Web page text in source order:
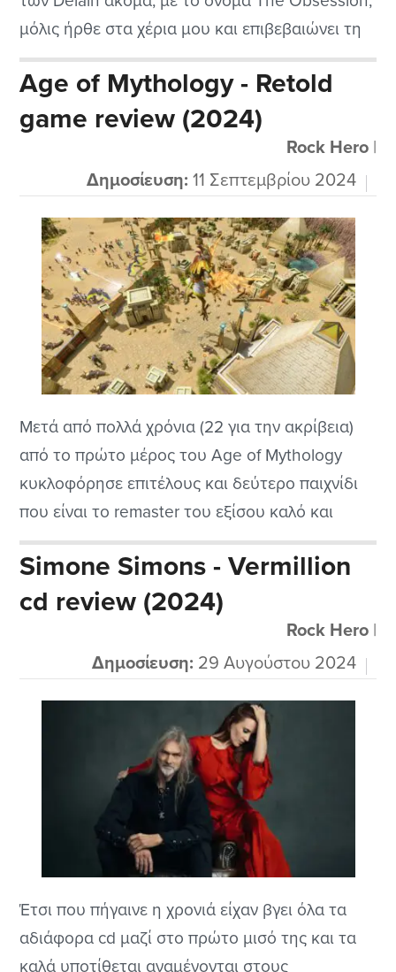
μόλις ήρθε στα χέρια μου και επιβεβαιώνει τη
μετάβασή της από μια από τις κορυφαίες
εκπροσώπους του symphonic metal σε μια από
τις πιο ενδιαφέρουσες προσωπικότητες της
σύγχρονης μουσικής σκηνής μαζί με τις άλλες
αξιόλογες...
Age of Mythology - Retold
game review (2024)
Rock Hero|
Δημοσίευση: 11 Σεπτεμβρίου 2024
Μετά από πολλά χρόνια (22 για την ακρίβεια)
από το πρώτο μέρος του Age of Mythology
κυκλοφόρησε επιτέλους και δεύτερο παιχνίδι
που είναι το remaster του εξίσου καλό και
εθιστικό με το original για να μην πω καλύτερο
αφού οι βελτιώσεις σε πολλούς τομείς είναι
εμφανείς. Να μην γελιόμαστε, η σειρά αυτή
Simone Simons - Vermillion
cd review (2024)
Rock Hero|
Δημοσίευση: 29 Αυγούστου 2024
Έτσι που πήγαινε η χρονιά είχαν βγει όλα τα
αδιάφορα cd μαζί στο πρώτο μισό της και τα
καλά υποτίθεται αναμένονται στους